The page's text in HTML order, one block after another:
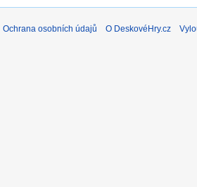
Ochrana osobních údajů O DeskovéHry.cz